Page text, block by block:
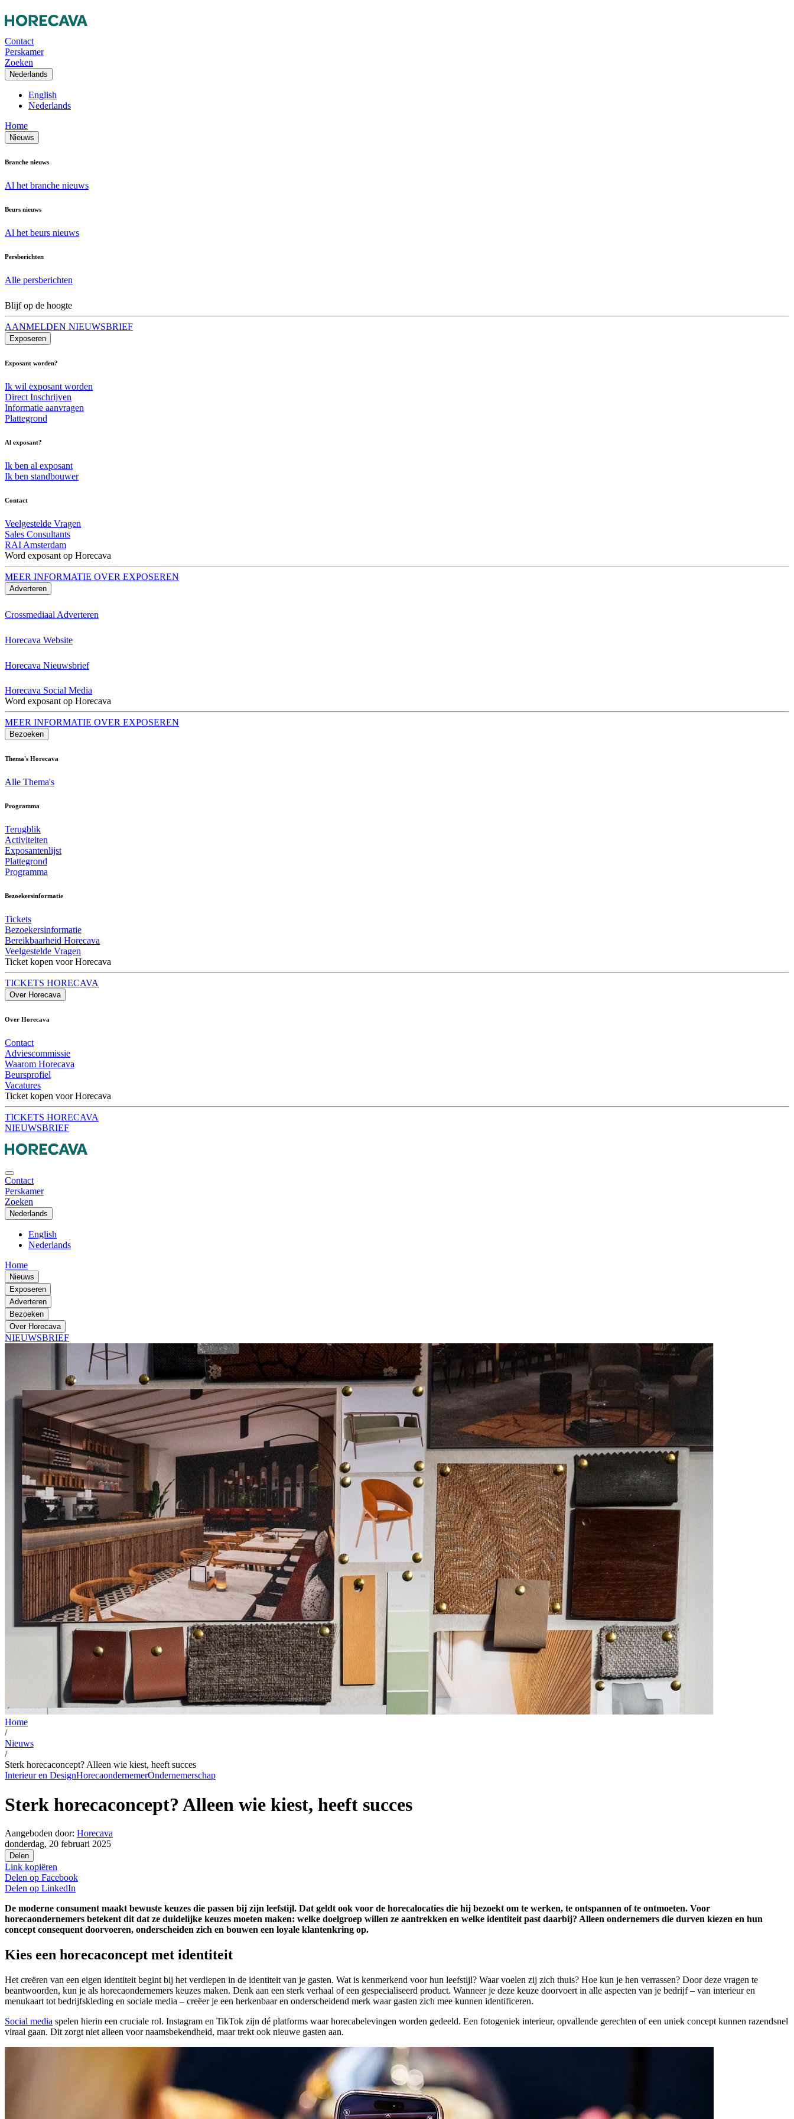
Contact
Perskamer
Zoeken
Nederlands
English
Nederlands
Home
Nieuws
Branche nieuws
Al het branche nieuws
Beurs nieuws
Al het beurs nieuws
Persberichten
Alle persberichten
Blijf op de hoogte
AANMELDEN NIEUWSBRIEF
Exposeren
Exposant worden?
Ik wil exposant worden
Direct Inschrijven
Informatie aanvragen
Plattegrond
Al exposant?
Ik ben al exposant
Ik ben standbouwer
Contact
Veelgestelde Vragen
Sales Consultants
RAI Amsterdam
Word exposant op Horecava
MEER INFORMATIE OVER EXPOSEREN
Adverteren
Crossmediaal Adverteren
Horecava Website
Horecava Nieuwsbrief
Horecava Social Media
Word exposant op Horecava
MEER INFORMATIE OVER EXPOSEREN
Bezoeken
Thema's Horecava
Alle Thema's
Programma
Terugblik
Activiteiten
Exposantenlijst
Plattegrond
Programma
Bezoekersinformatie
Tickets
Bezoekersinformatie
Bereikbaarheid Horecava
Veelgestelde Vragen
Ticket kopen voor Horecava
TICKETS HORECAVA
Over Horecava
Over Horecava
Contact
Adviescommissie
Waarom Horecava
Beursprofiel
Vacatures
Ticket kopen voor Horecava
TICKETS HORECAVA
NIEUWSBRIEF
Contact
Perskamer
Zoeken
Nederlands
English
Nederlands
Home
Nieuws
Exposeren
Adverteren
Bezoeken
Over Horecava
NIEUWSBRIEF
Home
/
Nieuws
/
Sterk horecaconcept? Alleen wie kiest, heeft succes
Interieur en DesignHorecaondernemerOndernemerschap
Sterk horecaconcept? Alleen wie kiest, heeft succes
Aangeboden door: Horecava
donderdag, 20 februari 2025
Delen
Link kopiëren
Delen op Facebook
Delen op LinkedIn
De moderne consument maakt bewuste keuzes die passen bij zijn leefstijl. Dat geldt ook voor de horecalocaties die hij bezoekt om te werken, te ontspannen of te ontmoeten. Voor
horecaondernemers betekent dit dat ze duidelijke keuzes moeten maken: welke doelgroep willen ze aantrekken en welke identiteit past daarbij? Alleen ondernemers die durven kiezen en hun
concept consequent doorvoeren, onderscheiden zich en bouwen een loyale klantenkring op.
Kies een horecaconcept met identiteit
Het creëren van een eigen identiteit begint bij het verdiepen in de identiteit van je gasten. Wat is kenmerkend voor hun leefstijl? Waar voelen zij zich thuis? Hoe kun je hen verrassen? Door deze vragen te
beantwoorden, kun je als horecaondernemers keuzes maken. Denk aan een sterk verhaal of een gespecialiseerd product. Wanneer je deze keuze doorvoert in alle aspecten van je bedrijf – van interieur en
menukaart tot bedrijfskleding en sociale media – creëer je een herkenbaar en onderscheidend merk waar gasten zich mee kunnen identificeren.
Social media spelen hierin een cruciale rol. Instagram en TikTok zijn dé platforms waar horecabelevingen worden gedeeld. Een fotogeniek interieur, opvallende gerechten of een uniek concept kunnen razendsnel
viraal gaan. Dit zorgt niet alleen voor naamsbekendheid, maar trekt ook nieuwe gasten aan.